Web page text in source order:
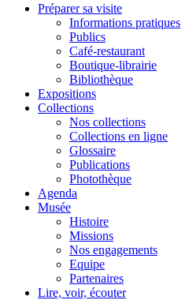
Préparer sa visite
Informations pratiques
Publics
Café-restaurant
Boutique-librairie
Bibliothèque
Expositions
Collections
Nos collections
Collections en ligne
Glossaire
Publications
Photothèque
Agenda
Musée
Histoire
Missions
Nos engagements
Equipe
Partenaires
Lire, voir, écouter